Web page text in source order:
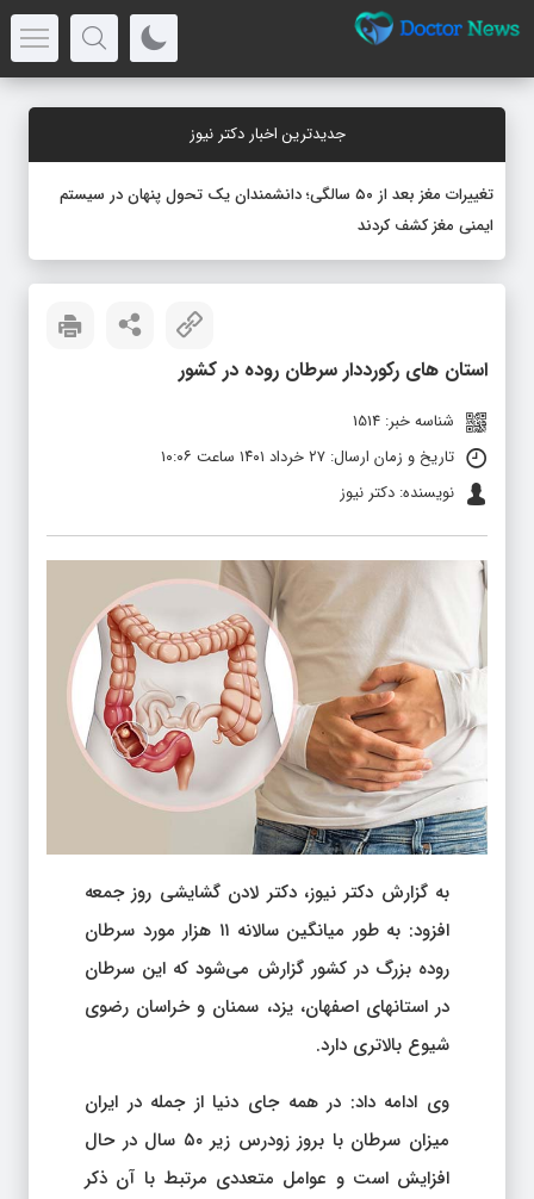
جدیدترین اخبار دکتر نیوز
تغییرات مغز بعد از ۵۰ سالگی؛ دانشمندان یک تحول پنهان در سیستم
ایمنی مغز کشف کردند
استان‌ های رکورددار سرطان روده در کشور
شناسه خبر: 1514
تاریخ و زمان ارسال: ۲۷ خرداد ۱۴۰۱ ساعت ۱۰:۰۶
نویسنده: دکتر نیوز
به گزارش دکتر نیوز، دکتر لادن گشایشی روز جمعه
افزود: به طور میانگین سالانه ۱۱ هزار مورد سرطان
روده بزرگ در کشور گزارش می‌شود که این سرطان
در استانهای اصفهان، یزد، سمنان و خراسان رضوی
شیوع بالاتری دارد.
وی ادامه داد: در همه جای دنیا از جمله در ایران
میزان سرطان با بروز زودرس زیر ۵۰ سال در حال
افزایش است و عوامل متعددی مرتبط با آن ذکر